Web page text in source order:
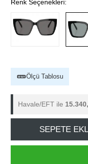
Renk Seçenekleri:
Ölçü Tablosu
Havale/EFT ile
SEPETE